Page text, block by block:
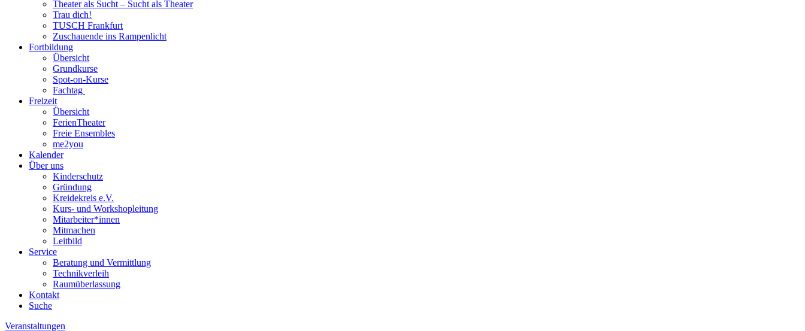
Theater als Sucht – Sucht als Theater
Trau dich!
TUSCH Frankfurt
Zuschauende ins Rampenlicht
Fortbildung
Übersicht
Grundkurse
Spot-on-Kurse
Fachtag
Freizeit
Übersicht
FerienTheater
Freie Ensembles
me2you
Kalender
Über uns
Kinderschutz
Gründung
Kreidekreis e.V.
Kurs- und Workshopleitung
Mitarbeiter*innen
Mitmachen
Leitbild
Service
Beratung und Vermittlung
Technikverleih
Raumüberlassung
Kontakt
Suche
Veranstaltungen